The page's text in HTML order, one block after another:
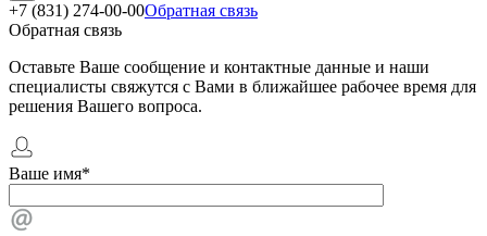
+7 (831) 274-00-00Обратная связь
Обратная связь
Оставьте Ваше сообщение и контактные данные и наши
специалисты свяжутся с Вами в ближайшее рабочее время для
решения Вашего вопроса.
Ваше имя*